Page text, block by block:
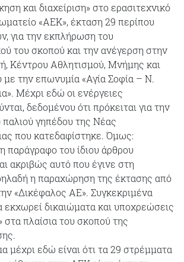
και διαχείριση» στο ερασιτεχνικό
«ΑΕΚ», έκταση 29 περίπου
για την εκπλήρωση του
του σκοπού και την ανέγερση στην
Κέντρου Αθλητισμού, Μνήμης και
με την επωνυμία «Αγία Σοφία – Ν.
Μέχρι εδώ οι ενέργειες
δεδομένου ότι πρόκειται για την
γηπέδου της Νέας
που κατεδαφίστηκε. Όμως:
παράγραφο του ίδιου άρθρου
ακριβώς αυτό που έγινε στη
η παραχώρηση της έκτασης από
«Δικέφαλος ΑΕ». Συγκεκριμένα
εκχωρεί δικαιώματα και υποχρεώσεις
στα πλαίσια του σκοπού της
μέχρι εδώ είναι ότι τα 29 στρέμματα